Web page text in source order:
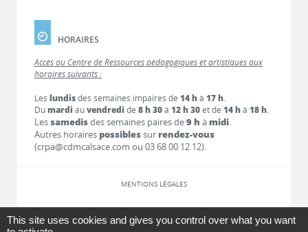
HORAIRES
Accès au Centre de Ressources pédagogiques et artistiques aux
horaires suivants :
Les lundisdes semaines impaires de 14 hà 17 h.
Dumardi auvendredi de 8 h 30à 12 h 30et de 14 hà 18 h.
Lessamedisdes semaines paires de9 h à midi.
Autres horaires possiblessur rendez-vous
(crpa@cdmcalsace.com ou 03 68 00 12 12).
MENTIONS LÉGALES
LIENS
This site uses cookies and gives you control over what you want